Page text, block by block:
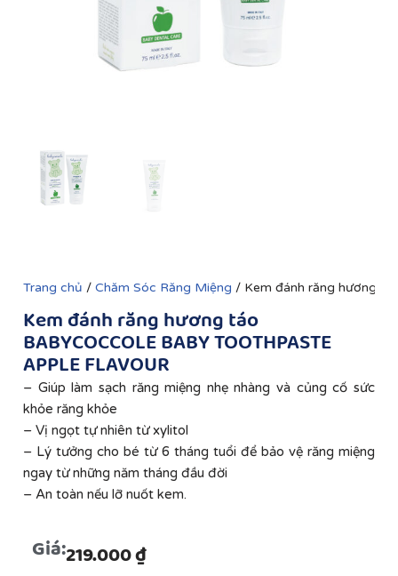
Trang chủ / Chăm Sóc Răng Miệng / Kem đánh răng hương
Kem đánh răng hương táo
BABYCOCCOLE BABY TOOTHPASTE
APPLE FLAVOUR
– Giúp làm sạch răng miệng nhẹ nhàng và củng cố sức
khỏe răng khỏe
– Vị ngọt tự nhiên từ xylitol
– Lý tưởng cho bé từ 6 tháng tuổi để bảo vệ răng miệng
ngay từ những năm tháng đầu đời
– An toàn nếu lỡ nuốt kem.
Giá:219.000₫